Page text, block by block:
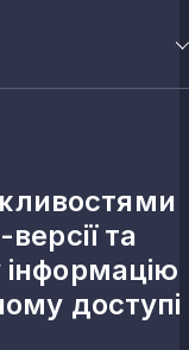
та
інформацію
доступі